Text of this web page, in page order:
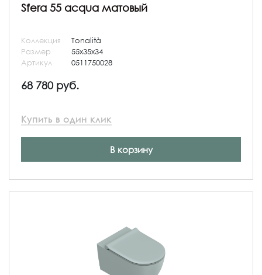
Sfera 55 acqua матовый
Коллекция
Tonalità
Размер
55x35x34
Артикул
0511750028
68 780 руб.
Купить в один клик
В корзину